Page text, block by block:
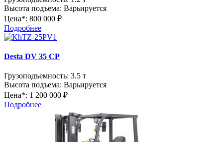
Высота подъема: Варьируется
Цена*: 800 000 ₽
Подробнее
Desta DV 35 CP
Грузоподъемность: 3.5 т
Высота подъема: Варьируется
Цена*: 1 200 000 ₽
Подробнее